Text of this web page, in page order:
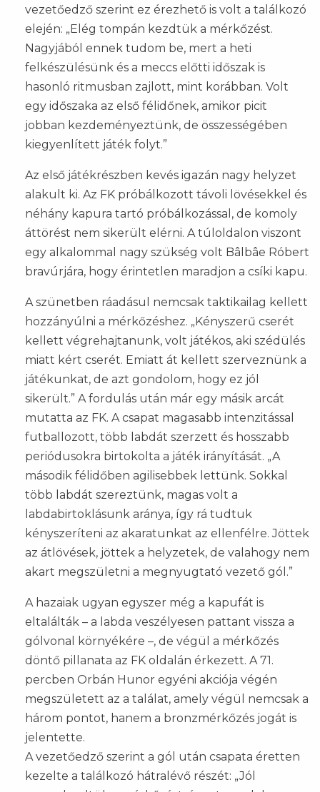
vezetőedző szerint ez érezhető is volt a találkozó
elején: „Elég tompán kezdtük a mérkőzést.
Nagyjából ennek tudom be, mert a heti
felkészülésünk és a meccs előtti időszak is
hasonló ritmusban zajlott, mint korábban. Volt
egy időszaka az első félidőnek, amikor picit
jobban kezdeményeztünk, de összességében
kiegyenlített játék folyt.”
Az első játékrészben kevés igazán nagy helyzet
alakult ki. Az FK próbálkozott távoli lövésekkel és
néhány kapura tartó próbálkozással, de komoly
áttörést nem sikerült elérni. A túloldalon viszont
egy alkalommal nagy szükség volt Bâlbâe Róbert
bravúrjára, hogy érintetlen maradjon a csíki kapu.
A szünetben ráadásul nemcsak taktikailag kellett
hozzányúlni a mérkőzéshez. „Kényszerű cserét
kellett végrehajtanunk, volt játékos, aki szédülés
miatt kért cserét. Emiatt át kellett szerveznünk a
játékunkat, de azt gondolom, hogy ez jól
sikerült.” A fordulás után már egy másik arcát
mutatta az FK. A csapat magasabb intenzitással
futballozott, több labdát szerzett és hosszabb
periódusokra birtokolta a játék irányítását. „A
második félidőben agilisebbek lettünk. Sokkal
több labdát szereztünk, magas volt a
labdabirtoklásunk aránya, így rá tudtuk
kényszeríteni az akaratunkat az ellenfélre. Jöttek
az átlövések, jöttek a helyzetek, de valahogy nem
akart megszületni a megnyugtató vezető gól.”
A hazaiak ugyan egyszer még a kapufát is
eltalálták – a labda veszélyesen pattant vissza a
gólvonal környékére –, de végül a mérkőzés
döntő pillanata az FK oldalán érkezett. A 71.
percben Orbán Hunor egyéni akciója végén
megszületett az a találat, amely végül nemcsak a
három pontot, hanem a bronzmérkőzés jogát is
jelentette.
A vezetőedző szerint a gól után csapata éretten
kezelte a találkozó hátralévő részét: „Jól